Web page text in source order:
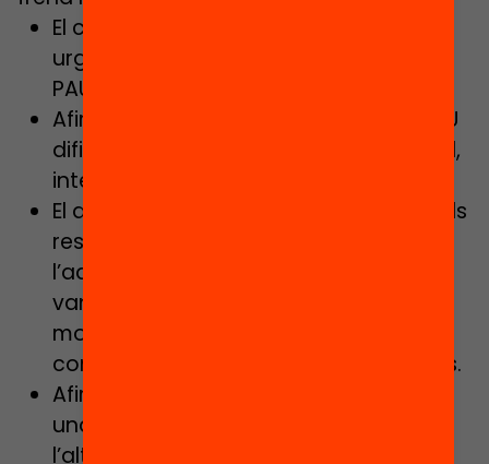
El col·lectiu reclama la necessitat i la
urgència d’un canvi de model en les
PAU i l’educació postobligatòria.
Afirmen que el model actual de les PAU
dificulta un enfocament competencial,
integral i personalitzat de l’educació.
El document fa notar l’immobilisme dels
responsables de les PAU a
l’administració i a les universitats, que
van frenar la proposta de canvi de
model de les proves, per fer-les més
competencials i menys memorístiques.
Afirmen que la reforma de les PAU és
una proposta de mínims, perquè
l’alternativa transformadora seria